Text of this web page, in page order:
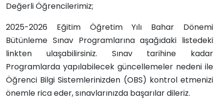
Değerli Öğrencilerimiz;
2025-2026 Eğitim Öğretim Yılı Bahar Dönemi
Bütünleme Sınav Programlarına aşağıdaki listedeki
linkten ulaşabilirsiniz. Sınav tarihine kadar
Programlarda yapılabilecek güncellemeler nedeni ile
Öğrenci Bilgi Sistemlerinizden (OBS) kontrol etmenizi
önemle rica eder, sınavlarınızda başarılar dileriz.